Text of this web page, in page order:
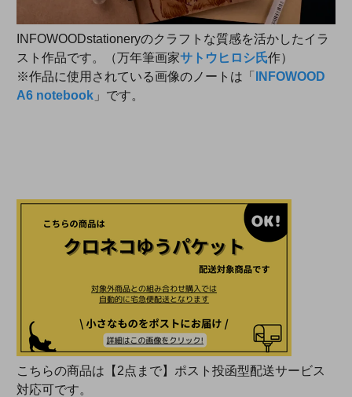
INFOWOODstationeryのクラフトな質感を活かしたイラ
スト作品です。（万年筆画家サトウヒロシ氏作）
※作品に使用されている画像のノートは「
INFOWOOD
A6 notebook 」です。
こちらの商品は【2点まで】ポスト投函型配送サービス
対応可です。